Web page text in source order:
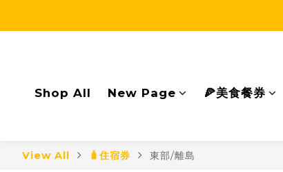
Shop All New Page 🍕美食餐券
View All 🧳住宿券 東部/離島